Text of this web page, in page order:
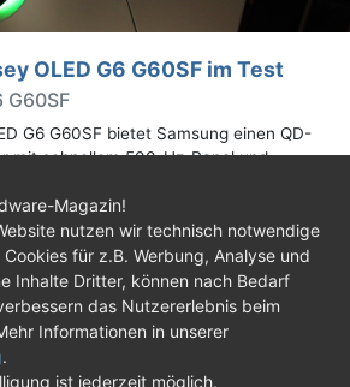
OLED G6 G60SF im Test
G60SF
G6 G60SF bietet Samsung einen QD-
mit schnellem 500-Hz-Panel und
haben den 27 Zoll großen Monitor auf
| Kontakt |Jobs |Datenschutz |
|Haftungsausschluss
Magazin!
nutzen wir technisch notwendige
für z.B. Werbung, Analyse und
Inhalte Dritter, können nach Bedarf
das Nutzererlebnis beim
Informationen in unserer
.
ist jederzeit möglich.